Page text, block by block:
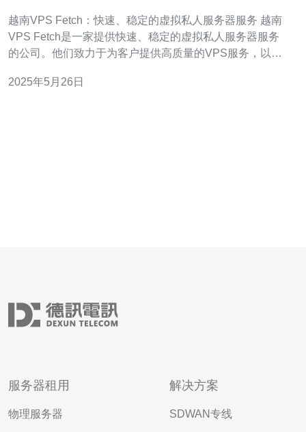
越南VPS Fetch：快速、稳定的虚拟私人服务器服务 越南
VPS Fetch是一家提供快速、稳定的虚拟私人服务器服务
的公司。他们致力于为客户提供高质量的VPS服务，以满
进的技术，确保客户能够获得高性能的VPS服务。他们提
2025年5月26日
服务器租用
物理服务器
解决方案
SDWAN专线